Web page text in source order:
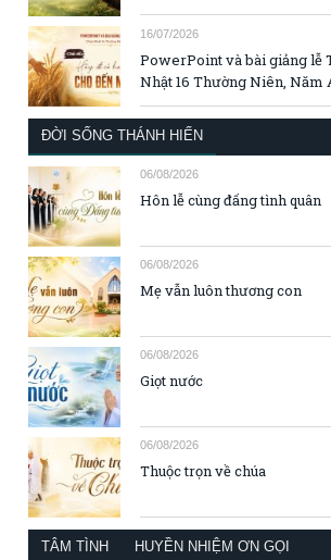
16/07/2026
PowerPoint và bài giảng lễ
Nhật 16 Thường Niên, Năm
ĐỜI SỐNG THÁNH HIẾN
06/08/2026
Hôn lễ cùng đấng tình quân
06/08/2026
Mẹ vẫn luôn thương con
06/08/2026
Giọt nước
06/08/2026
Thuộc trọn về chúa
TÂM TÌNH HUYỀN NHIỆM ƠN GỌI